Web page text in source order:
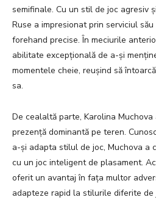
semifinale. Cu un stil de joc agresiv
Ruse a impresionat prin serviciul
forehand precise. În meciurile
abilitate excepțională de a-și
momentele cheie, reușind să
sa.
De cealaltă parte, Karolina
prezență dominantă pe teren.
a-și adapta stilul de joc, Muchova a
cu un joc inteligent de plasament.
oferit un avantaj în fața multor
adapteze rapid la stilurile diferite